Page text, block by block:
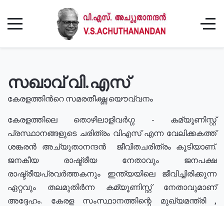
സഖാവ് വി.എസ്
കേരളത്തിൻറെ സമരതീക്ഷ്ണ യൌവ്വനം
കേരളത്തിലെ തൊഴിലാളിവർഗ്ഗ - കമ്യൂണിസ്റ്റ്
പ്രസ്ഥാനങ്ങളുടെ ചരിത്രം വിഎസ് എന്ന വേലിക്കകത്ത്
ശങ്കരൻ അച്യുതാനന്ദൻ ജീവിതചരിത്രം കൂടിയാണ്.
ജനകീയ രാഷ്ട്രീയ നേതാവും ജനപക്ഷ
രാഷ്ട്രീയപ്രവർത്തകനും ഇന്ത്യയിലെ ജീവിച്ചിരിക്കുന്ന
ഏറ്റവും തലമുതിർന്ന കമ്യൂണിസ്റ്റ് നേതാവുമാണ്
അദ്ദേഹം. കേരള സംസ്ഥാനത്തിന്റെ മുഖ്യമന്ത്രി ,